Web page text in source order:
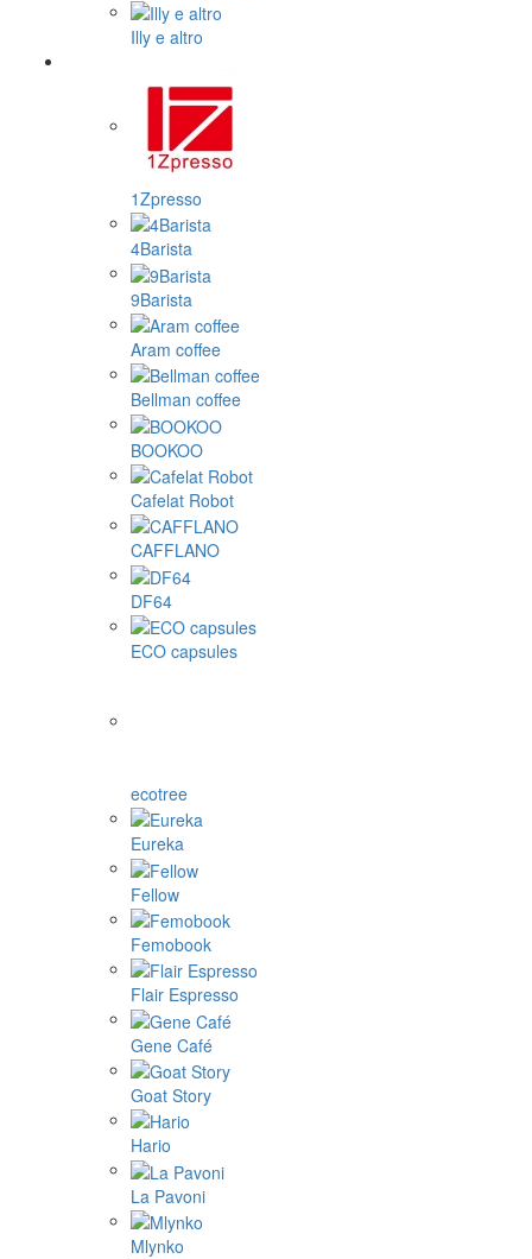
Illy e altro
1Zpresso
4Barista
9Barista
Aram coffee
Bellman coffee
BOOKOO
Cafelat Robot
CAFFLANO
DF64
ECO capsules
ecotree
Eureka
Fellow
Femobook
Flair Espresso
Gene Café
Goat Story
Hario
La Pavoni
Mlynko